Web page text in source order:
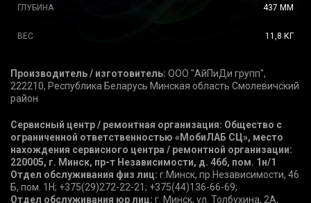
ГЛУБИНА 437 ММ
ВЕС 11,8 КГ
Производитель / изготовитель: ООО "АйПиДи групп",
222210, Республика Беларусь Минская область Смолевичский
район
Сервисный центр / ремонтная организация: Общество с
ограниченной ответственностью «МобиЛАБ СЦ», место
нахождения сервисного центра / ремонтной организации:
220005, г. Минск, пр-т Независимости, д. 46б, пом. 1н/1
Отдел обслуживания физ лиц: г.Минск, пр.Независимости, 46
Б, пом. 1Н; +375(29)272-22-21; +375(44)136-66-69;
Отдел обслуживания юр лиц: г. Минск, ул. Толбухина, 2А,